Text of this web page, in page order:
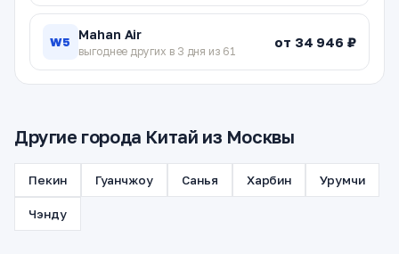
W5 Mahan Air
выгоднее других в 3 дня из 61
от 34 946 ₽
Другие города Китай из Москвы
Пекин Гуанчжоу Санья Харбин Урумчи
Чэнду